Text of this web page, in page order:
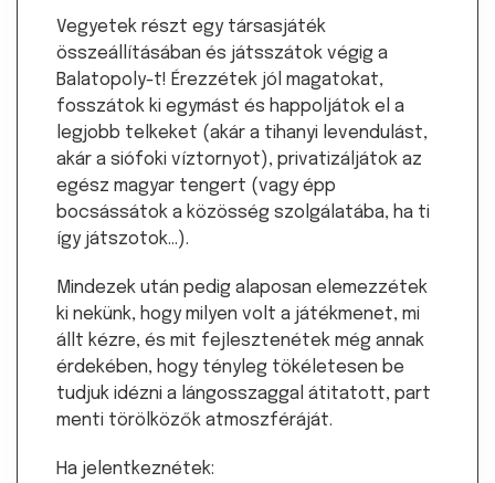
Vegyetek részt egy társasjáték
összeállításában és játsszátok végig a
Balatopoly-t! Érezzétek jól magatokat,
fosszátok ki egymást és happoljátok el a
legjobb telkeket (akár a tihanyi levendulást,
akár a siófoki víztornyot), privatizáljátok az
egész magyar tengert (vagy épp
bocsássátok a közösség szolgálatába, ha ti
így játszotok…).
Mindezek után pedig alaposan elemezzétek
ki nekünk, hogy milyen volt a játékmenet, mi
állt kézre, és mit fejlesztenétek még annak
érdekében, hogy tényleg tökéletesen be
tudjuk idézni a lángosszaggal átitatott, part
menti törölközők atmoszféráját.
Ha jelentkeznétek: